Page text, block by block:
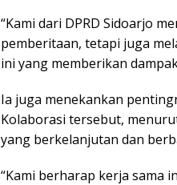
“Kami dari DPRD Sidoarjo
pemberitaan, tetapi juga
ini yang memberikan
Ia juga menekankan
Kolaborasi tersebut,
yang berkelanjutan dan
“Kami berharap kerja sama